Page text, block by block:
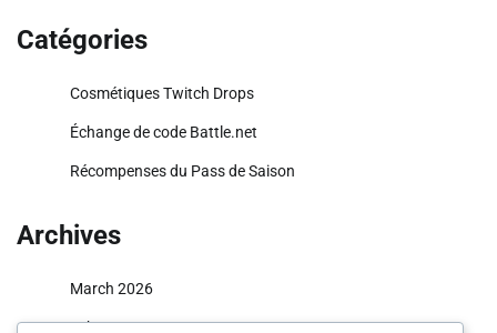
Catégories
Cosmétiques Twitch Drops
Échange de code Battle.net
Récompenses du Pass de Saison
Archives
March 2026
February 2026